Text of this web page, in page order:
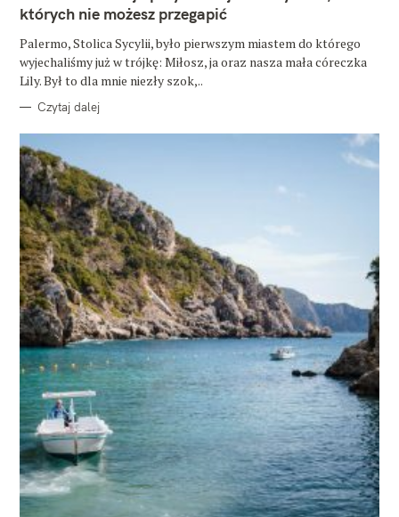
R
których nie możesz przegapić
Palermo, Stolica Sycylii, było pierwszym miastem do którego
wyjechaliśmy już w trójkę: Miłosz, ja oraz nasza mała córeczka
Lily. Był to dla mnie niezły szok,..
Czytaj dalej